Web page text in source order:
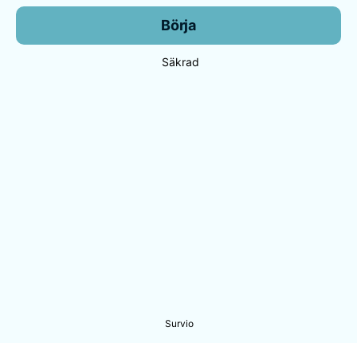
Börja
Säkrad
Survio